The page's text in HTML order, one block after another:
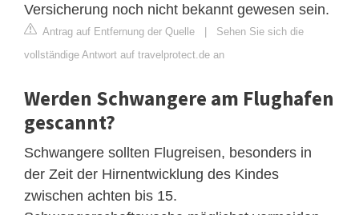
Versicherung noch nicht bekannt gewesen sein.
Antrag auf Entfernung der Quelle | Sehen Sie sich die
vollständige Antwort auf travelprotect.de an
Werden Schwangere am Flughafen
gescannt?
Schwangere sollten Flugreisen, besonders in
der Zeit der Hirnentwicklung des Kindes
zwischen achten bis 15.